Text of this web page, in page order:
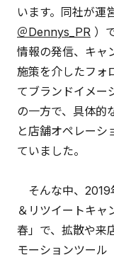
います。同社が運
＠Dennys_PR ）
情報の発信、キャ
施策を介したフォ
てブランドイメー
の一方で、具体的
と店舗オペレーシ
ていました。
そんな中、2019
＆リツイートキャ
春」で、拡散や来
モーションツール